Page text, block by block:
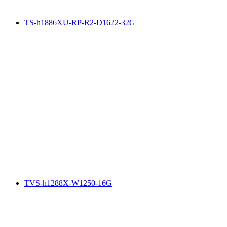
TS-h1886XU-RP-R2-D1622-32G
TVS-h1288X-W1250-16G